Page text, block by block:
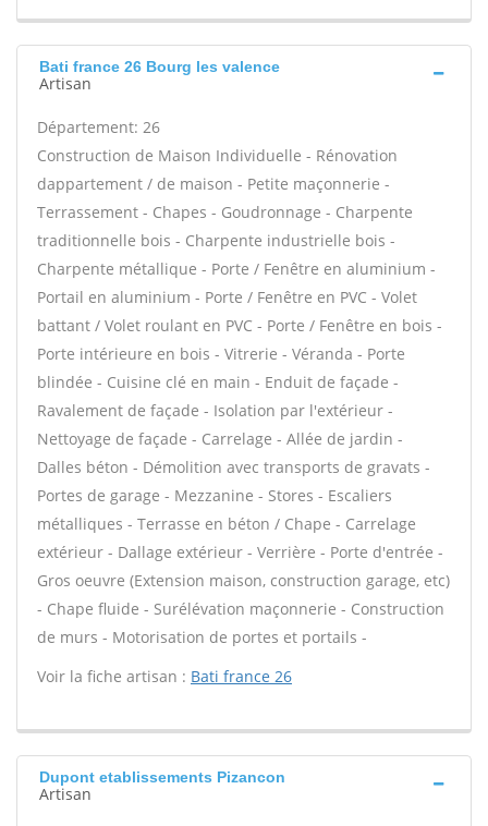
Bati france 26 Bourg les valence
Artisan
Département: 26
Construction de Maison Individuelle - Rénovation
dappartement / de maison - Petite maçonnerie -
Terrassement - Chapes - Goudronnage - Charpente
traditionnelle bois - Charpente industrielle bois -
Charpente métallique - Porte / Fenêtre en aluminium -
Portail en aluminium - Porte / Fenêtre en PVC - Volet
battant / Volet roulant en PVC - Porte / Fenêtre en bois -
Porte intérieure en bois - Vitrerie - Véranda - Porte
blindée - Cuisine clé en main - Enduit de façade -
Ravalement de façade - Isolation par l'extérieur -
Nettoyage de façade - Carrelage - Allée de jardin -
Dalles béton - Démolition avec transports de gravats -
Portes de garage - Mezzanine - Stores - Escaliers
métalliques - Terrasse en béton / Chape - Carrelage
extérieur - Dallage extérieur - Verrière - Porte d'entrée -
Gros oeuvre (Extension maison, construction garage, etc)
- Chape fluide - Surélévation maçonnerie - Construction
de murs - Motorisation de portes et portails -
Voir la fiche artisan : Bati france 26
Dupont etablissements Pizancon
Artisan